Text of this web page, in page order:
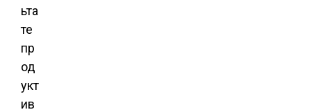
ьта
те
пр
од
укт
ив